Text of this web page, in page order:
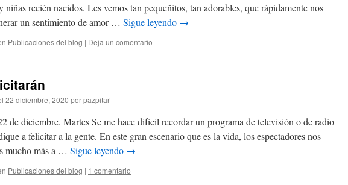
niñas recién nacidos. Les vemos tan pequeñitos, tan adorables, que rápidamente nos
un sentimiento de amor … Sigue leyendo →
Publicaciones del blog | Deja un comentario
22 diciembre, 2020 porpazpitar
de diciembre. Martes Se me hace difícil recordar un programa de televisión o de radio
a felicitar a la gente. En este gran escenario que es la vida, los espectadores nos
mucho más a … Sigue leyendo →
Publicaciones del blog | 1 comentario